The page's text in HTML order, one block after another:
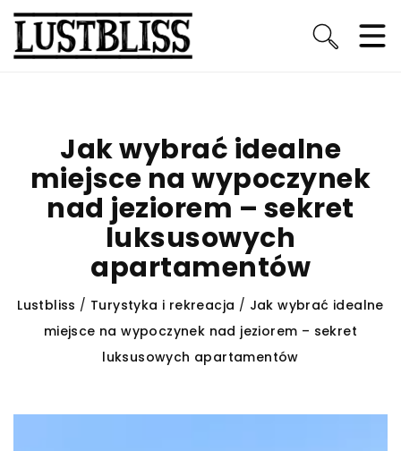
Jak wybrać idealne
miejsce na wypoczynek
nad jeziorem – sekret
luksusowych
apartamentów
Lustbliss / Turystyka i rekreacja / Jak wybrać idealne
miejsce na wypoczynek nad jeziorem – sekret
luksusowych apartamentów